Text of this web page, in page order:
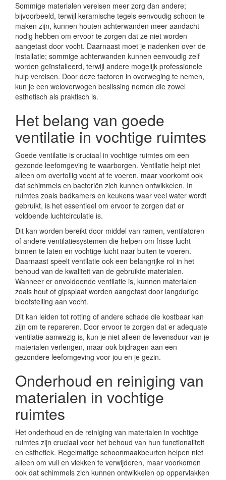
Sommige materialen vereisen meer zorg dan andere;
bijvoorbeeld, terwijl keramische tegels eenvoudig schoon te
maken zijn, kunnen houten achterwanden meer aandacht
nodig hebben om ervoor te zorgen dat ze niet worden
aangetast door vocht. Daarnaast moet je nadenken over de
installatie; sommige achterwanden kunnen eenvoudig zelf
worden geïnstalleerd, terwijl andere mogelijk professionele
hulp vereisen. Door deze factoren in overweging te nemen,
kun je een weloverwogen beslissing nemen die zowel
esthetisch als praktisch is.
Het belang van goede
ventilatie in vochtige ruimtes
Goede ventilatie is cruciaal in vochtige ruimtes om een
gezonde leefomgeving te waarborgen. Ventilatie helpt niet
alleen om overtollig vocht af te voeren, maar voorkomt ook
dat schimmels en bacteriën zich kunnen ontwikkelen. In
ruimtes zoals badkamers en keukens waar veel water wordt
gebruikt, is het essentieel om ervoor te zorgen dat er
voldoende luchtcirculatie is.
Dit kan worden bereikt door middel van ramen, ventilatoren
of andere ventilatiesystemen die helpen om frisse lucht
binnen te laten en vochtige lucht naar buiten te voeren.
Daarnaast speelt ventilatie ook een belangrijke rol in het
behoud van de kwaliteit van de gebruikte materialen.
Wanneer er onvoldoende ventilatie is, kunnen materialen
zoals hout of gipsplaat worden aangetast door langdurige
blootstelling aan vocht.
Dit kan leiden tot rotting of andere schade die kostbaar kan
zijn om te repareren. Door ervoor te zorgen dat er adequate
ventilatie aanwezig is, kun je niet alleen de levensduur van je
materialen verlengen, maar ook bijdragen aan een
gezondere leefomgeving voor jou en je gezin.
Onderhoud en reiniging van
materialen in vochtige
ruimtes
Het onderhoud en de reiniging van materialen in vochtige
ruimtes zijn cruciaal voor het behoud van hun functionaliteit
en esthetiek. Regelmatige schoonmaakbeurten helpen niet
alleen om vuil en vlekken te verwijderen, maar voorkomen
ook dat schimmels zich kunnen ontwikkelen op oppervlakken